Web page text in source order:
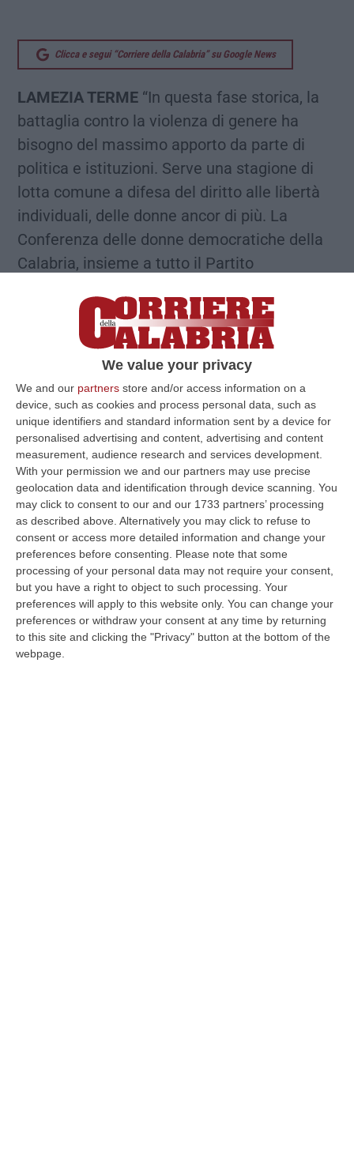
We value your privacy
We and our partners store and/or access information on a
device, such as cookies and process personal data, such as
unique identifiers and standard information sent by a device for
personalised advertising and content, advertising and content
measurement, audience research and services development.
With your permission we and our partners may use precise
geolocation data and identification through device scanning. You
may click to consent to our and our 1733 partners’ processing
as described above. Alternatively you may click to refuse to
consent or access more detailed information and change your
preferences before consenting.
Please note that some
processing of your personal data may not require your consent,
but you have a right to object to such processing. Your
preferences will apply to this website only. You can change your
preferences or withdraw your consent at any time by returning
to this site and clicking the "Privacy" button at the bottom of the
webpage.
Clicca e segui “Corriere della Calabria” su Google News
LAMEZIA TERME “In questa fase storica, la
battaglia contro la violenza di genere ha
bisogno del massimo apporto da parte di
politica e istituzioni. Serve una stagione di
lotta comune a difesa del diritto alle libertà
individuali, delle donne ancor di più. La
Conferenza delle donne democratiche della
Calabria, insieme a tutto il Partito
proprio impegno su questo fronte,
proponendo e costruendo strumenti di
contrasto all’incultura del patriarcato e della
sopraffazione”. Questo, in sintesi, il
messaggio che le donne democratiche
calabresi hanno lanciato in una conferenza
stampa nella sede regionale del Pd,
coordinate dalla portavoce, Teresa Esposito.
“La struttura patriarcale della nostra società
non è superata – ha detto Esposito – e ciò si
riflette sulle percezioni sociali e culturali nei
confronti delle donne, combattere il
patriarcato richiede un cambiamento
profondo nella mentalità, nelle pratiche
sociali e nelle leggi. Queste ultime non
possono essere solo repressive, non basta